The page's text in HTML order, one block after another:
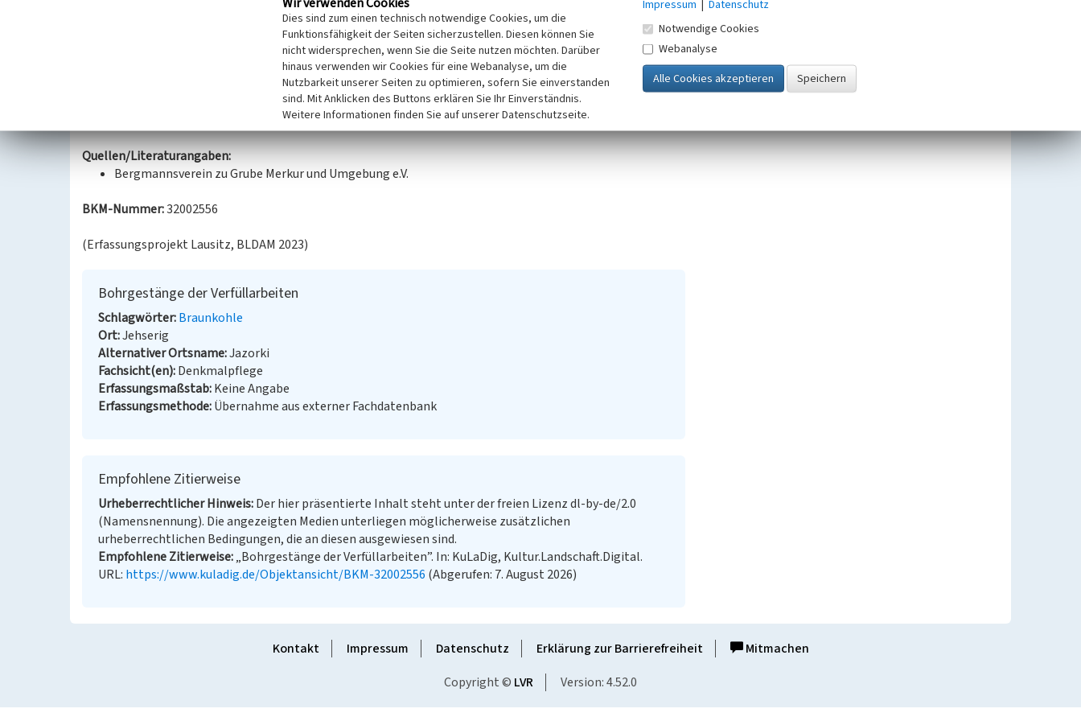
Elektrofilterasche verfüllt. Diese Sicherungsmaßnahmen wurden 2014 abgeschlossen.
Das Bohrgestänge ist ein Überrest dieser Sicherungsmaßnahmen. Durch ein zu
schnelles Aushärten des Verfüllmaterials musste das Gestänge im Boden
Quellen/Literaturangaben:
Bergmannsverein zu Grube Merkur und Umgebung e.V.
BKM-Nummer:32002556
(Erfassungsprojekt Lausitz, BLDAM 2023)
Bohrgestänge der Verfüllarbeiten
Schlagwörter Braunkohle
Ort Jehserig
Alternativer Ortsname Jazorki
Fachsicht(en) Denkmalpflege
Erfassungsmaßstab Keine Angabe
Erfassungsmethode Übernahme aus externer Fachdatenbank
Empfohlene Zitierweise
Urheberrechtlicher Hinweis Der hier präsentierte Inhalt steht unter der freien Lizenz dl-by-de/2.0
(Namensnennung). Die angezeigten Medien unterliegen möglicherweise zusätzlichen
urheberrechtlichen Bedingungen, die an diesen ausgewiesen sind.
Empfohlene Zitierweise „Bohrgestänge der Verfüllarbeiten”. In: KuLaDig, Kultur.Landschaft.Digital.
URL: https://www.kuladig.de/Objektansicht/BKM-32002556 (Abgerufen: 7. August 2026)
Kontakt Impressum Datenschutz Erklärung zur Barrierefreiheit
Mitmachen
Copyright © LVR Version: 4.52.0
Dies sind zum einen technisch notwendige Cookies, um die
Funktionsfähigkeit der Seiten sicherzustellen. Diesen können Sie
nicht widersprechen, wenn Sie die Seite nutzen möchten. Darüber
hinaus verwenden wir Cookies für eine Webanalyse, um die
Nutzbarkeit unserer Seiten zu optimieren, sofern Sie einverstanden
sind. Mit Anklicken des Buttons erklären Sie Ihr Einverständnis.
Weitere Informationen finden Sie auf unserer Datenschutzseite.
Impressum | Datenschutz
Notwendige Cookies
Webanalyse